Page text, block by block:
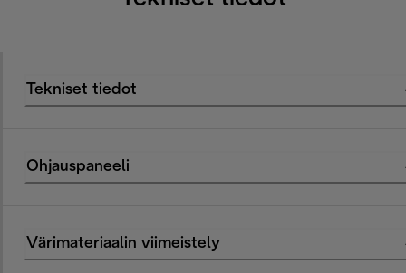
Tekniset tiedot
Ohjauspaneeli
Värimateriaalin viimeistely